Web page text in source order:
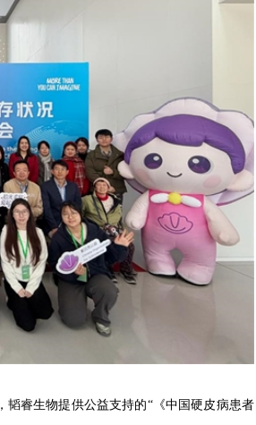
韬睿生物提供公益支持的“《中国硬皮病患者